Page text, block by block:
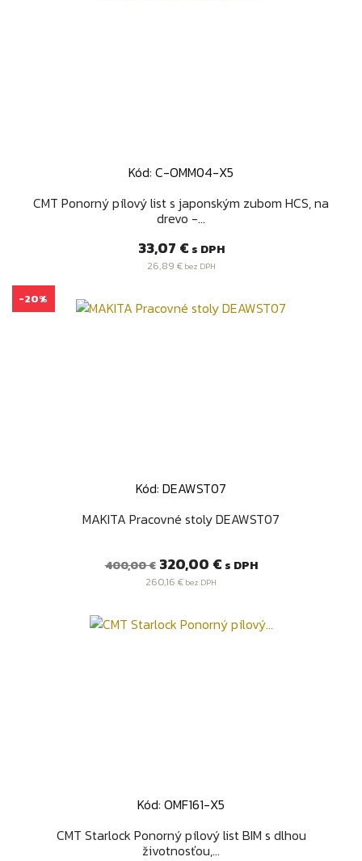
Kód: C-OMM04-X5
CMT Ponorný pílový list s japonským zubom HCS, na
drevo -...
Cena
33,07 € s DPH
26,89 €bez DPH
Kód: DEAWST07
MAKITA Pracovné stoly DEAWST07
Bežná
400,00 € Cena
320,00 € s DPH
260,16 € bez DPH
-20%
Kód: OMF161-X5
CMT Starlock Ponorný pílový list BIM s dlhou
životnosťou,...